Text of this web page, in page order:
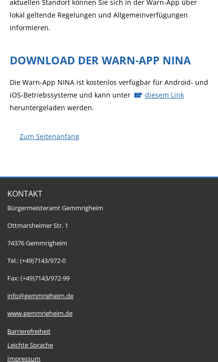
aktuellen Standort können Sie sich in der Warn-App über
lokal geltende Regelungen und Allgemeinverfügungen
informieren.
DOWNLOAD DER WARN-APP NINA
Die Warn-App NINA ist kostenlos verfügbar für Android- und
iOS-Betriebssysteme und kann unter
diesem Link
heruntergeladen werden.
Zum Seitenanfang
KONTAKT
Bürgermeisteramt Gemmrigheim
Ottmarsheimer Str. 1
74376 Gemmrigheim
Tel.: (+49)7143/972-0
Fax: (+49)7143/972-99
info@gemmrigheim.de
www.gemmrigheim.de
Barrierefreiheit
Leichte Sprache
Impressum